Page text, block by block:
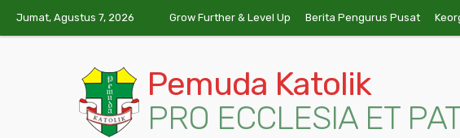
Jumat, Agustus 7, 2026 Grow Further & Level Up Berita Pengurus Pusat
Pemuda Katolik
PRO ECCLESIA ET